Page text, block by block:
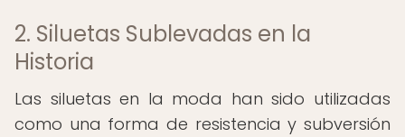
2. Siluetas Sublevadas en la
Historia
Las siluetas en la moda han sido utilizadas
como una forma de resistencia y subversión